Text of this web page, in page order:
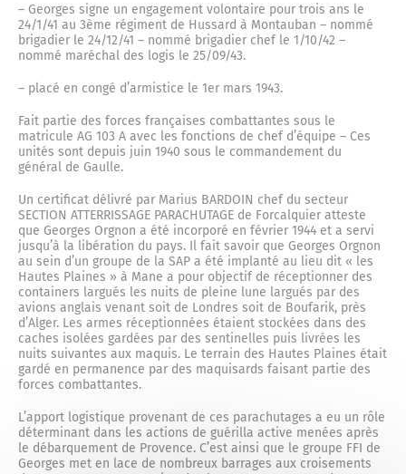
– Georges signe un engagement volontaire pour trois ans le
24/1/41 au 3ème régiment de Hussard à Montauban – nommé
brigadier le 24/12/41 – nommé brigadier chef le 1/10/42 –
nommé maréchal des logis le 25/09/43.
– placé en congé d’armistice le 1er mars 1943.
Fait partie des forces françaises combattantes sous le
matricule AG 103 A avec les fonctions de chef d’équipe – Ces
unités sont depuis juin 1940 sous le commandement du
général de Gaulle.
Un certificat délivré par Marius BARDOIN chef du secteur
SECTION ATTERRISSAGE PARACHUTAGE de Forcalquier atteste
que Georges Orgnon a été incorporé en février 1944 et a servi
jusqu’à la libération du pays. Il fait savoir que Georges Orgnon
au sein d’un groupe de la SAP a été implanté au lieu dit « les
Hautes Plaines » à Mane a pour objectif de réceptionner des
containers largués les nuits de pleine lune largués par des
avions anglais venant soit de Londres soit de Boufarik, près
d’Alger. Les armes réceptionnées étaient stockées dans des
caches isolées gardées par des sentinelles puis livrées les
nuits suivantes aux maquis. Le terrain des Hautes Plaines était
gardé en permanence par des maquisards faisant partie des
forces combattantes.
L’apport logistique provenant de ces parachutages a eu un rôle
déterminant dans les actions de guérilla active menées après
le débarquement de Provence. C’est ainsi que le groupe FFI de
Georges met en lace de nombreux barrages aux croisements